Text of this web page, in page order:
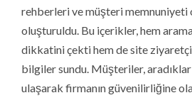
rehberleri ve müşteri memnuniyeti
oluşturuldu. Bu içerikler, hem
dikkatini çekti hem de site
bilgiler sundu. Müşteriler,
ulaşarak firmanın güvenilirliğine